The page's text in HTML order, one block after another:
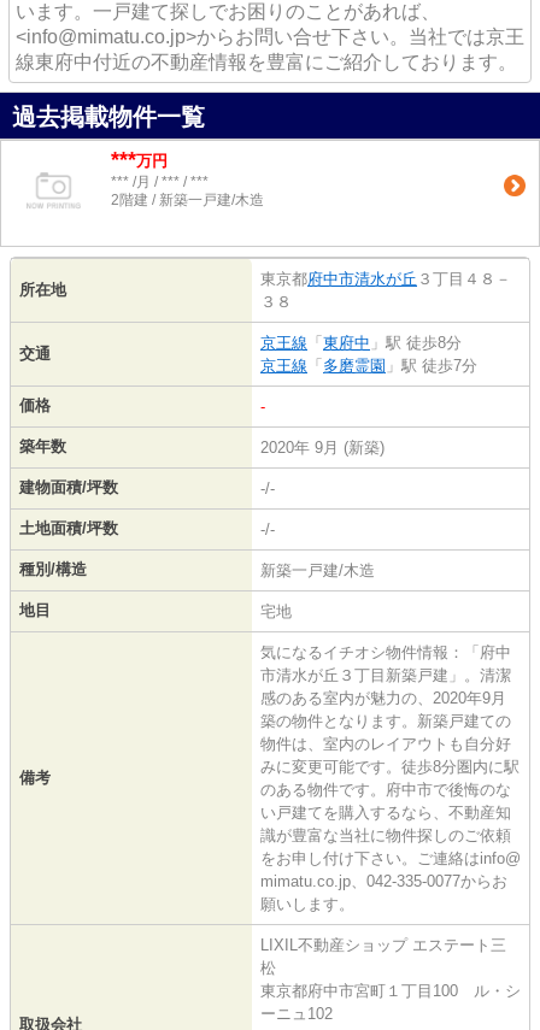
います。一戸建て探しでお困りのことがあれば、
<info@mimatu.co.jp>からお問い合せ下さい。当社では京王
線東府中付近の不動産情報を豊富にご紹介しております。
過去掲載物件一覧
***万円
*** /月 / *** / ***
2階建 / 新築一戸建/木造
所在地
東京都府中市清水が丘 ３丁目４８－
３８
交通
京王線 「 東府中 」駅 徒歩8分
京王線 「 多磨霊園 」駅 徒歩7分
価格 -
築年数 2020年 9月 (新築)
建物面積/坪数 -/-
土地面積/坪数 -/-
種別/構造 新築一戸建/木造
地目 宅地
備考
気になるイチオシ物件情報：「府中
市清水が丘３丁目新築戸建」。清潔
感のある室内が魅力の、2020年9月
築の物件となります。新築戸建ての
物件は、室内のレイアウトも自分好
みに変更可能です。徒歩8分圏内に駅
のある物件です。府中市で後悔のな
い戸建てを購入するなら、不動産知
識が豊富な当社に物件探しのご依頼
をお申し付け下さい。ご連絡はinfo@
mimatu.co.jp、042-335-0077からお
願いします。
取扱会社
LIXIL不動産ショップ エステート三
松
東京都府中市宮町１丁目100 ル・シ
ーニュ102